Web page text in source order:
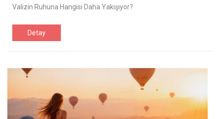
Valizin Ruhuna Hangisi Daha Yakışıyor?
Detay